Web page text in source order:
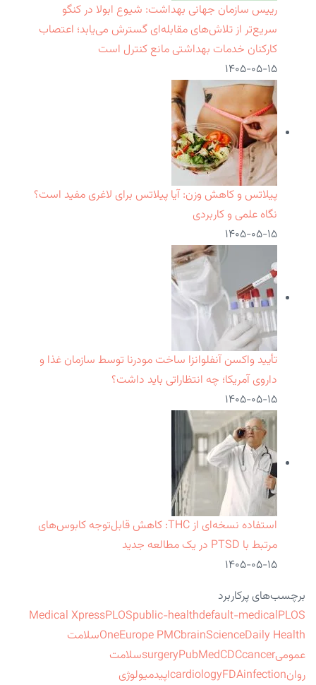
رییس سازمان جهانی بهداشت: شیوع ابولا در کنگو
سریع‌تر از تلاش‌های مقابله‌ای گسترش می‌یابد؛ اعتصاب
کارکنان خدمات بهداشتی مانع کنترل است
۱۴۰۵-۰۵-۱۵
پیلاتس و کاهش وزن: آیا پیلاتس برای لاغری مفید است؟
نگاه علمی و کاربردی
۱۴۰۵-۰۵-۱۵
تأیید واکسن آنفلوانزا ساخت مودرنا توسط سازمان غذا و
داروی آمریکا؛ چه انتظاراتی باید داشت؟
۱۴۰۵-۰۵-۱۵
استفاده نسخه‌ای از THC: کاهش قابل‌توجه کابوس‌های
مرتبط با PTSD در یک مطالعه جدید
۱۴۰۵-۰۵-۱۵
برچسب‌های پرکاربرد
Medical XpressPLOSpublic-healthdefault-medicalPLOS
OneEurope PMCbrainScienceDaily Health
سلامت
عمومی
surgeryPubMedCDCcancer
سلامت
روان
cardiologyFDAinfection
اپیدمیولوژی